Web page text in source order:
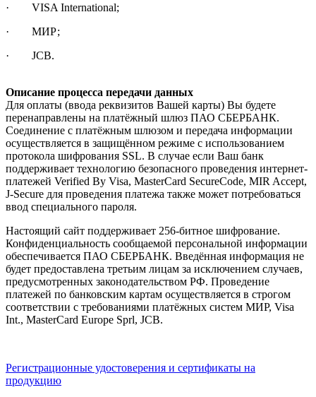
· VISA International;
· МИР;
· JCB.
Описание процесса передачи данных
Для оплаты (ввода реквизитов Вашей карты) Вы будете
перенаправлены на платёжный шлюз ПАО СБЕРБАНК.
Соединение с платёжным шлюзом и передача информации
осуществляется в защищённом режиме с использованием
протокола шифрования SSL. В случае если Ваш банк
поддерживает технологию безопасного проведения интернет-
платежей Verified By Visa, MasterCard SecureCode, MIR Accept,
J-Secure для проведения платежа также может потребоваться
ввод специального пароля.
Настоящий сайт поддерживает 256-битное шифрование.
Конфиденциальность сообщаемой персональной информации
обеспечивается ПАО СБЕРБАНК. Введённая информация не
будет предоставлена третьим лицам за исключением случаев,
предусмотренных законодательством РФ. Проведение
платежей по банковским картам осуществляется в строгом
соответствии с требованиями платёжных систем МИР, Visa
Int., MasterCard Europe Sprl, JCB.
Регистрационные удостоверения и сертификаты на
продукцию